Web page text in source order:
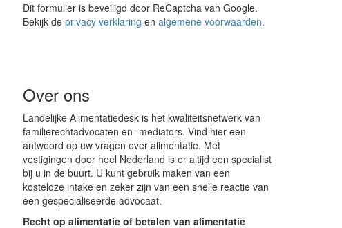
Dit formulier is beveiligd door ReCaptcha van Google.
Bekijk de privacy verklaring en algemene voorwaarden.
Over ons
Landelijke Alimentatiedesk is het kwaliteitsnetwerk van
familierechtadvocaten en -mediators. Vind hier een
antwoord op uw vragen over alimentatie. Met
vestigingen door heel Nederland is er altijd een specialist
bij u in de buurt. U kunt gebruik maken van een
kosteloze intake en zeker zijn van een snelle reactie van
een gespecialiseerde advocaat.
Recht op alimentatie of betalen van alimentatie